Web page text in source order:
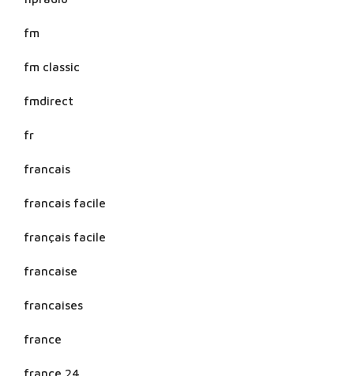
fm
fm classic
fmdirect
fr
francais
francais facile
français facile
francaise
francaises
france
france 24